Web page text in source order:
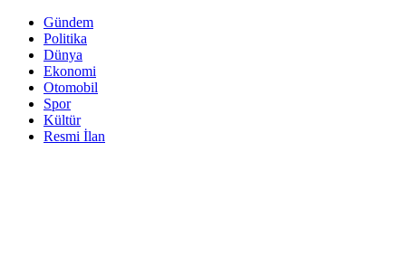
Gündem
Politika
Dünya
Ekonomi
Otomobil
Spor
Kültür
Resmi İlan